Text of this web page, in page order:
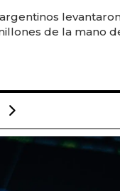
convertirse en
de la mano